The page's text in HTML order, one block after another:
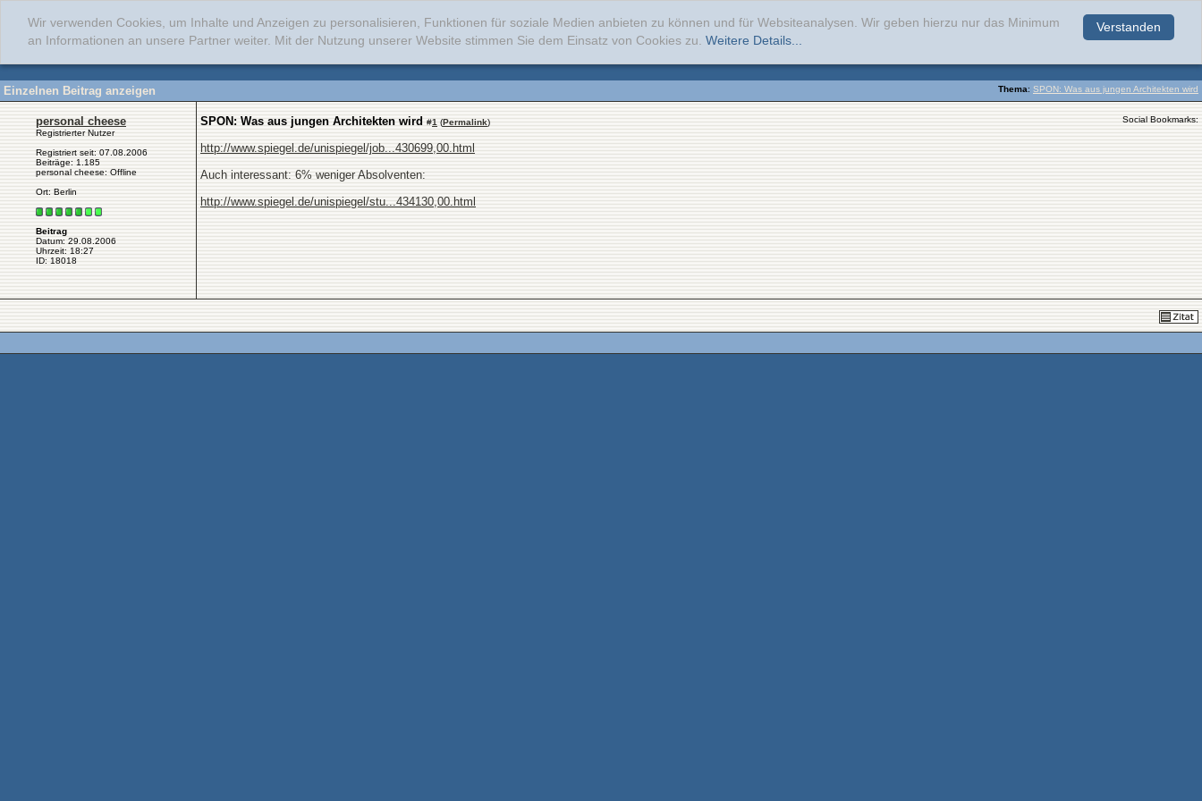
Verstanden
Wir verwenden Cookies, um Inhalte und Anzeigen zu personalisieren, Funktionen für soziale Medien anbieten zu können und für Websiteanalysen. Wir geben hierzu nur das Minimum
an Informationen an unsere Partner weiter. Mit der Nutzung unserer Website stimmen Sie dem Einsatz von Cookies zu. Weitere Details...
Thema: SPON: Was aus jungen Architekten wird
Einzelnen Beitrag anzeigen
personal cheese
Registrierter Nutzer
Registriert seit: 07.08.2006
Beiträge: 1.185
personal cheese: Offline
Ort: Berlin
Beitrag
Datum: 29.08.2006
Uhrzeit: 18:27
ID: 18018
SPON: Was aus jungen Architekten wird #1 (Permalink) Social Bookmarks:
http://www.spiegel.de/unispiegel/job...430699,00.html
Auch interessant: 6% weniger Absolventen:
http://www.spiegel.de/unispiegel/stu...434130,00.html